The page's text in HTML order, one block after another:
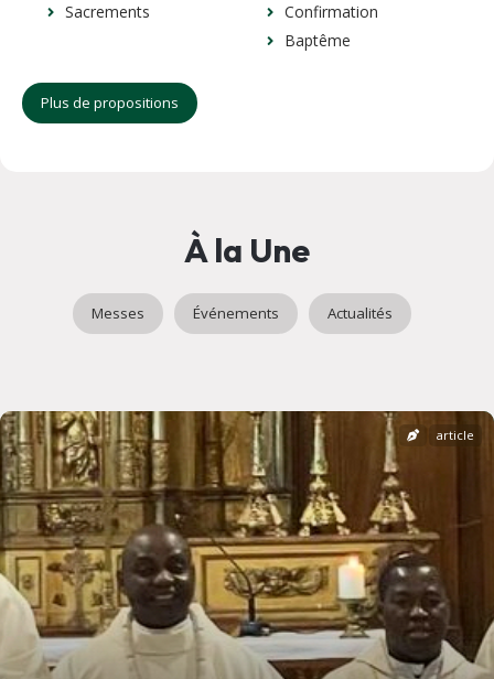
Sacrements
Confirmation
Baptême
Plus de propositions
À la Une
Messes Événements Actualités
article